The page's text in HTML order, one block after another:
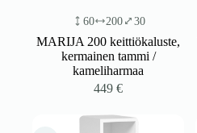
60 200 30
MARIJA 200 keittiökaluste,
kermainen tammi /
kameliharmaa
449€